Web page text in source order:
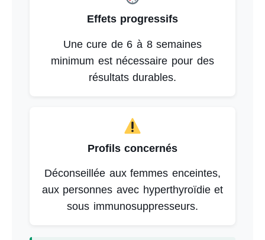
Effets progressifs
Une cure de 6 à 8 semaines
minimum est nécessaire pour des
résultats durables.
Profils concernés
Déconseillée aux femmes enceintes,
aux personnes avec hyperthyroïdie et
sous immunosuppresseurs.